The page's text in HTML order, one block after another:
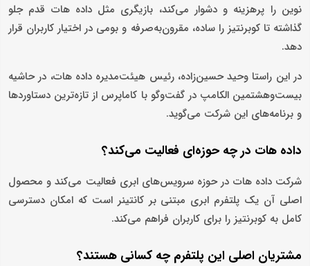
نوین را پرهزینه و دشوار می‌کند، بازیگری مثل داده هات قدم جلو
گذاشته تا کوبرنتیز را ساده، مقرون‌به‌صرفه و بومی در اختیار کاربران قرار
دهد.
در این راستا وحید حسین‌زاده، رئیس هیئت‌مدیره داده هات، در حاشیه
بیست‌وهشتمین الکامپ در گفت‌وگو با کاماپرس از تازه‌ترین دستاوردها
و برنامه‌های این شرکت می‌گوید.
داده هات در چه حوزه‌ای فعالیت می‌کند؟
شرکت داده هات در حوزه سرویس‌های ابری فعالیت می‌کند و محصول
اصلی آن یک پلتفرم ابری مبتنی بر کانتینر است که امکان دسترسی
کامل به کوبرنتیز را برای کاربران فراهم می‌کند.
مشتریان اصلی این پلتفرم چه کسانی هستند؟